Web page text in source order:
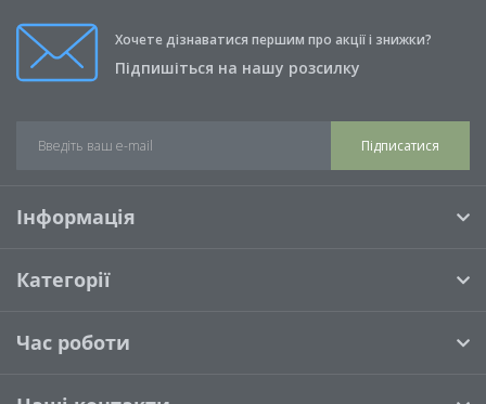
Хочете дізнаватися першим про акції і знижки?
Підпишіться на нашу розсилку
Підписатися
Інформація
Категорії
Час роботи